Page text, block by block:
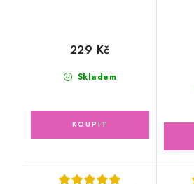
Skladem
229 Kč